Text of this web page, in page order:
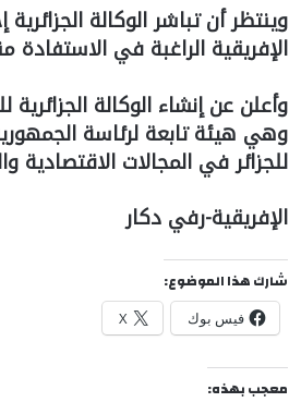
وينتظر أن تباشر الوكالة
الإفريقية الراغبة في الاستفادة
وهي هيئة تابعة لرئاسة
للجزائر في المجالات الاقتصادية
الإفريقية-رفي دكار
شارك هذا الموضوع:
فيس بوك X
معجب بهذه: